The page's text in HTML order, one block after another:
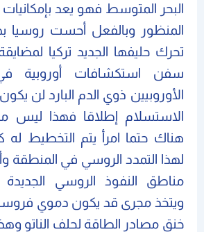
البحر المتوسط فهو يعد
المنظور وبالفعل أحست روسيا
تحرك حليفها الجديد تركيا
سفن استكشافات أوروبية
الأوروبيين ذوي الدم البارد لن
الاستسلام إطلاقا فهذا
هناك حتما امرأ يتم التخطيط له
لهذا التمدد الروسي في المنطقة
مناطق النفوذ الروسي
ويتخذ مجرى قد يكون دموي
خنق مصادر الطاقة لحلف الناتو